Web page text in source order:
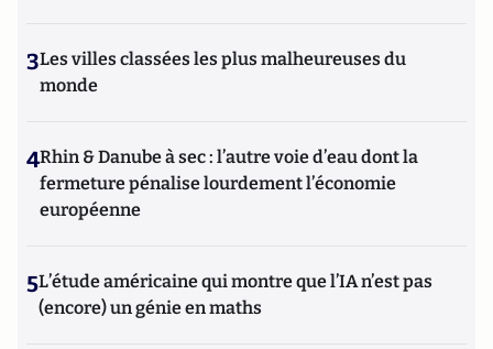
3Les villes classées les plus malheureuses du
monde
4Rhin & Danube à sec : l’autre voie d’eau dont la
fermeture pénalise lourdement l’économie
européenne
5L’étude américaine qui montre que l’IA n’est pas
(encore) un génie en maths